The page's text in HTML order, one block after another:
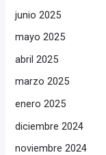
junio 2025
mayo 2025
abril 2025
marzo 2025
enero 2025
diciembre 2024
noviembre 2024